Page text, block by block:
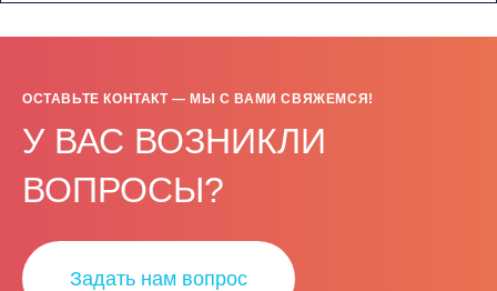
ОСТАВЬТЕ КОНТАКТ — МЫ С ВАМИ СВЯЖЕМСЯ!
У ВАС ВОЗНИКЛИ
ВОПРОСЫ?
Задать нам вопрос